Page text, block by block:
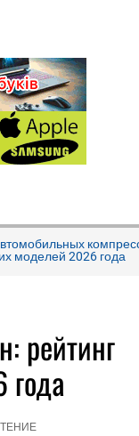
моделей 2026 года
рейтинг